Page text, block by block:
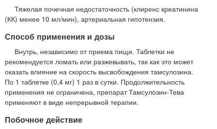
Тяжелая почечная недостаточность (клиренс креатинина
(КК) менее 10 мл/мин), артериальная гипотензия.
Способ применения и дозы
Внутрь, независимо от приема пищи. Таблетки не
рекомендуется ломать или разжевывать, так как это может
оказать влияние на скорость высвобождения тамсулозина.
По 1 таблетке (0,4 мг) 1 раз в сутки. Продолжительность
применения не ограничена, препарат Тамсулозин-Тева
применяют в виде непрерывной терапии.
Побочное действие